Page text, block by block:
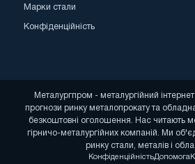
Марки стали
Конфіденційність
Металургпром - металургійний
прогнози ринку металопрокату та
безкоштовні оголошення. Нас читають
гірничо-металургійних компаній. Ми
ринку стали, металів і
КонфіденційністьДопомога